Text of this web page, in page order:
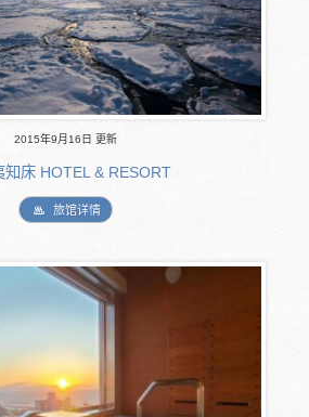
2015年9月16日 更新
知床 HOTEL & RESORT
旅馆详情